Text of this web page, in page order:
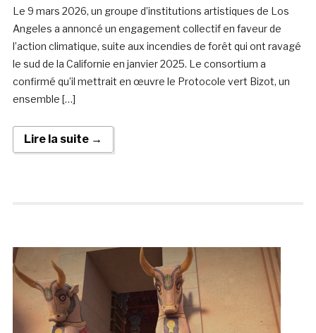
Le 9 mars 2026, un groupe d’institutions artistiques de Los
Angeles a annoncé un engagement collectif en faveur de
l’action climatique, suite aux incendies de forêt qui ont ravagé
le sud de la Californie en janvier 2025. Le consortium a
confirmé qu’il mettrait en œuvre le Protocole vert Bizot, un
ensemble […]
Lire la suite →